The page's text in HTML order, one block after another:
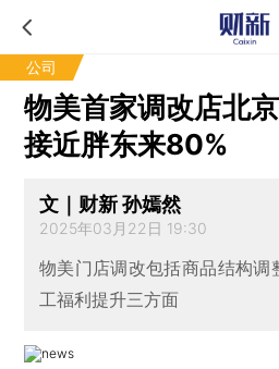
公司
物美首家调改店北
接近胖东来80%
文｜财新 孙嫣然
2025年03月22日 19:30
物美门店调改包括商品结构调
工福利提升三方面